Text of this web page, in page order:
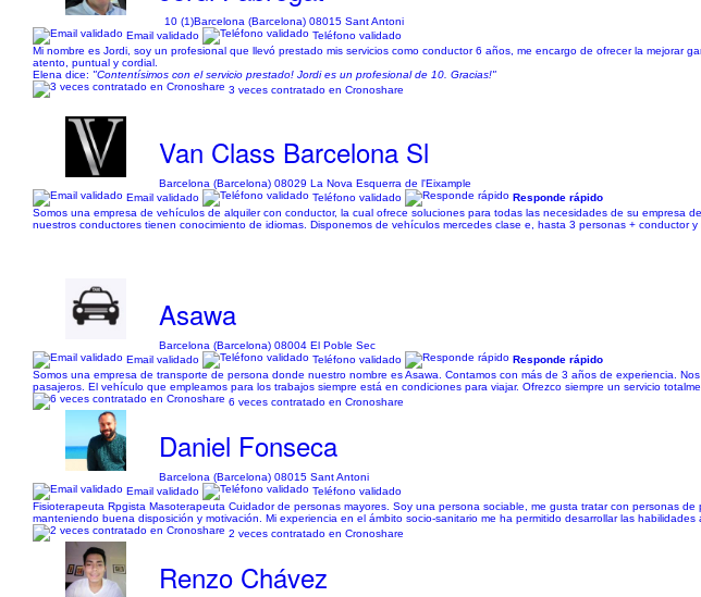
10 (1)Barcelona (Barcelona) 08015 Sant Antoni
Email validado
Teléfono validado
Mi nombre es Jordi, soy un profesional que llevó prestado mis servicios como conductor 6 años, me encargo de ofrecer la mejorar
atento, puntual y cordial.
Elena dice: "Contentísimos con el servicio prestado! Jordi es un profesional de 10. Gracias!"
3 veces contratado en Cronoshare
Van Class Barcelona Sl
Barcelona (Barcelona) 08029 La Nova Esquerra de l'Eixample
Email validado
Teléfono validado
Responde rápido
Somos una empresa de vehículos de alquiler con conductor, la cual ofrece soluciones para todas las necesidades de su empresa
nuestros conductores tienen conocimiento de idiomas. Disponemos de vehículos mercedes clase e, hasta 3 personas + conductor
Asawa
Barcelona (Barcelona) 08004 El Poble Sec
Email validado
Teléfono validado
Responde rápido
Somos una empresa de transporte de persona donde nuestro nombre es Asawa. Contamos con más de 3 años de experiencia.
pasajeros. El vehículo que empleamos para los trabajos siempre está en condiciones para viajar. Ofrezco siempre un servicio
6 veces contratado en Cronoshare
Daniel Fonseca
Barcelona (Barcelona) 08015 Sant Antoni
Email validado
Teléfono validado
Fisioterapeuta Rpgista Masoterapeuta Cuidador de personas mayores. Soy una persona sociable, me gusta tratar con personas
manteniendo buena disposición y motivación. Mi experiencia en el ámbito socio-sanitario me ha permitido desarrollar las habilidades
2 veces contratado en Cronoshare
Renzo Chávez